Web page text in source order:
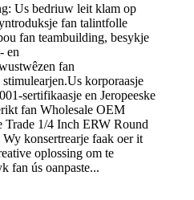
Us bedriuw leit klam op
fan talintfolle
fan teambuilding, besykje
en
fan
korporaasje
sertifikaasje en Jeropeeske
fan Wholesale OEM
Trade 1/4 Inch ERW Round
konsertrearje faak oer it
oplossing om te
fan ús oanpaste...